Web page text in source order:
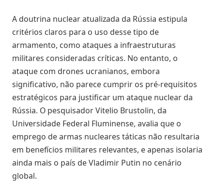
A doutrina nuclear atualizada da Rússia estipula
critérios claros para o uso desse tipo de
armamento, como ataques a infraestruturas
militares consideradas críticas. No entanto, o
ataque com drones ucranianos, embora
significativo, não parece cumprir os pré-requisitos
estratégicos para justificar um ataque nuclear da
Rússia. O pesquisador Vitelio Brustolin, da
Universidade Federal Fluminense, avalia que o
emprego de armas nucleares táticas não resultaria
em benefícios militares relevantes, e apenas isolaria
ainda mais o país de Vladimir Putin no cenário
global.